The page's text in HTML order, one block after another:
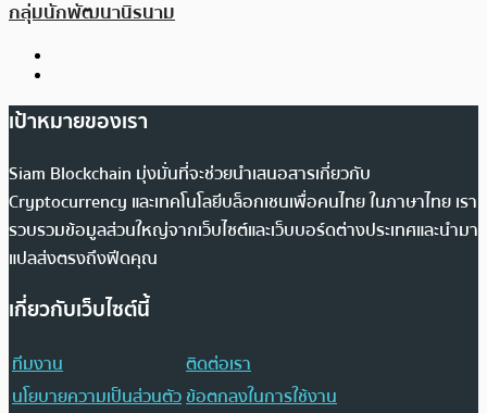
กลุ่มนักพัฒนานิรนาม
เป้าหมายของเรา
Siam Blockchain มุ่งมั่นที่จะช่วยนำเสนอสารเกี่ยวกับ
Cryptocurrency และเทคโนโลยีบล็อกเชนเพื่อคนไทย ในภาษาไทย เรา
รวบรวมข้อมูลส่วนใหญ่จากเว็บไซต์และเว็บบอร์ดต่างประเทศและนำมา
แปลส่งตรงถึงฟีดคุณ
เกี่ยวกับเว็บไซต์นี้
ทีมงาน
ติดต่อเรา
นโยบายความเป็นส่วนตัวข้อตกลงในการใช้งาน